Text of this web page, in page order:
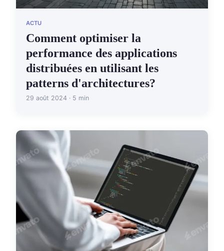
ACTU
Comment optimiser la
performance des applications
distribuées en utilisant les
patterns d'architectures?
29 août 2024 · 5 min